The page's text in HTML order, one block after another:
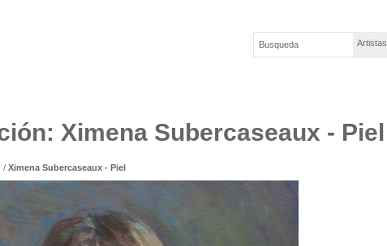
Artistas
Ximena Subercaseaux - Piel
/ Ximena Subercaseaux - Piel